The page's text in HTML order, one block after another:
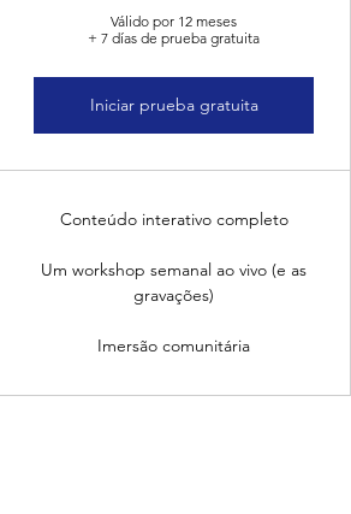
Válido por 12 meses
+ 7 días de prueba gratuita
Iniciar prueba gratuita
Conteúdo interativo completo
Um workshop semanal ao vivo (e as
gravações)
Imersão comunitária